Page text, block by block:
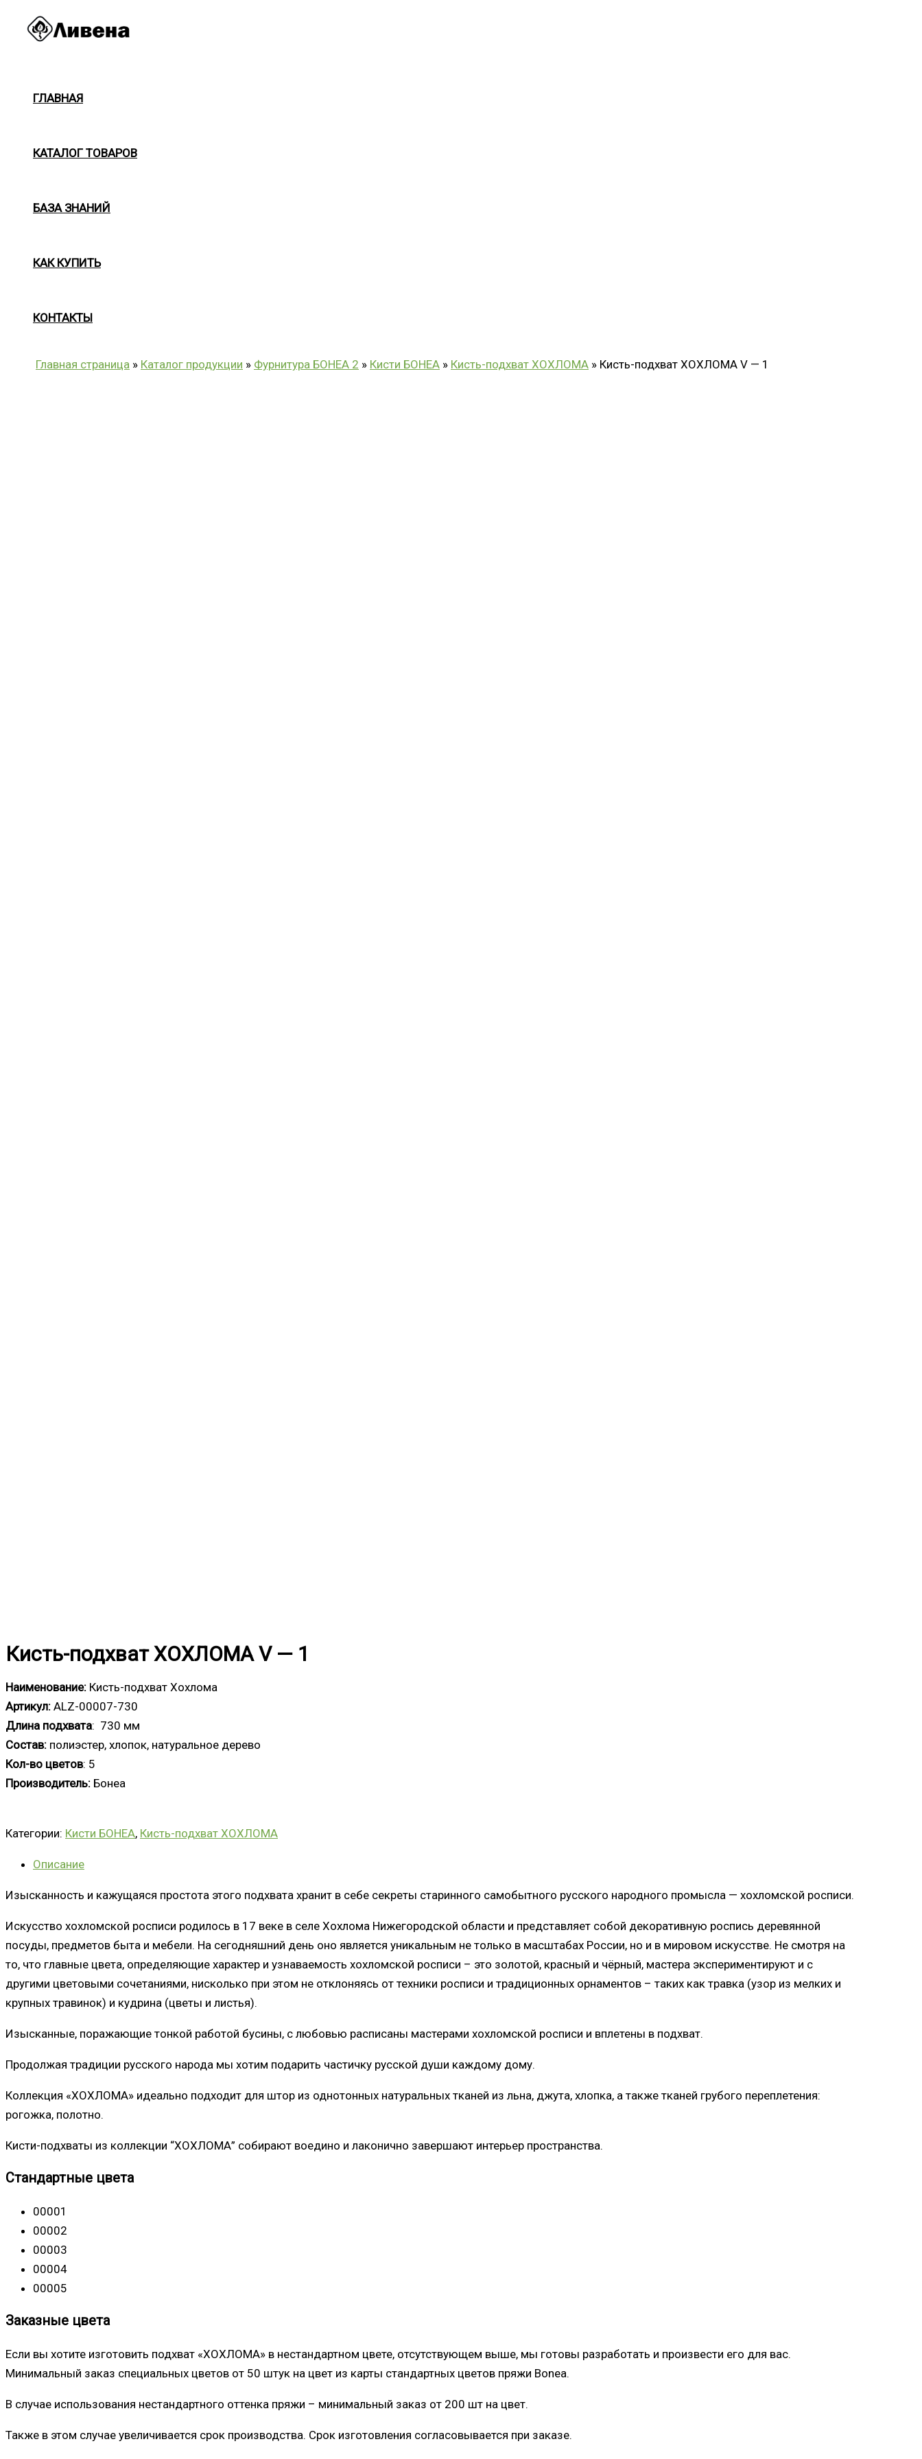
Перейти
ГЛАВНАЯ
КАТАЛОГ ТОВАРОВ
БАЗА ЗНАНИЙ
КАК КУПИТЬ
КОНТАКТЫ
Главная страница » Каталог продукции » Фурнитура БОНЕА 2 » Кисти БОНЕА » Кисть-подхват ХОХЛОМА » Кисть-подхват ХОХЛОМА V — 1
Кисть-подхват ХОХЛОМА V — 1
Наименование: Кисть-подхват Хохлома
Артикул: ALZ-00007-730
Длина подхвата: 730 мм
Состав: полиэстер, хлопок, натуральное дерево
Кол-во цветов: 5
Производитель: Бонеа
Категории: Кисти БОНЕА, Кисть-подхват ХОХЛОМА
Описание
Изысканность и кажущаяся простота этого подхвата хранит в себе секреты старинного самобытного русского народного промысла — хохломской росписи.
Искусство хохломской росписи родилось в 17 веке в селе Хохлома Нижегородской области и представляет собой декоративную роспись деревянной
посуды, предметов быта и мебели. На сегодняшний день оно является уникальным не только в масштабах России, но и в мировом искусстве. Не смотря на
то, что главные цвета, определяющие характер и узнаваемость хохломской росписи – это золотой, красный и чёрный, мастера экспериментируют и с
другими цветовыми сочетаниями, нисколько при этом не отклоняясь от техники росписи и традиционных орнаментов – таких как травка (узор из мелких и
крупных травинок) и кудрина (цветы и листья).
Изысканные, поражающие тонкой работой бусины, с любовью расписаны мастерами хохломской росписи и вплетены в подхват.
Продолжая традиции русского народа мы хотим подарить частичку русской души каждому дому.
Коллекция «ХОХЛОМА» идеально подходит для штор из однотонных натуральных тканей из льна, джута, хлопка, а также тканей грубого переплетения:
рогожка, полотно.
Кисти-подхваты из коллекции “ХОХЛОМА” собирают воедино и лаконично завершают интерьер пространства.
Стандартные цвета
00001
00002
00003
00004
00005
Заказные цвета
Если вы хотите изготовить подхват «ХОХЛОМА» в нестандартном цвете, отсутствующем выше, мы готовы разработать и произвести его для вас.
Минимальный заказ специальных цветов от 50 штук на цвет из карты стандартных цветов пряжи Bonea.
В случае использования нестандартного оттенка пряжи – минимальный заказ от 200 шт на цвет.
Также в этом случае увеличивается срок производства. Срок изготовления согласовывается при заказе.